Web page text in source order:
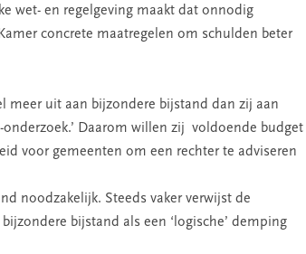
wet- en regelgeving maakt dat onnodig
concrete maatregelen om schulden beter
meer uit aan bijzondere bijstand dan zij aan
Daarom willen zij voldoende budget
voor gemeenten om een rechter te adviseren
noodzakelijk. Steeds vaker verwijst de
bijstand als een ‘logische’ demping
‘Met een integrale aanpak